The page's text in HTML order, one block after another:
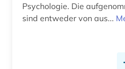
Psychologie. Die
sind entweder von aus...